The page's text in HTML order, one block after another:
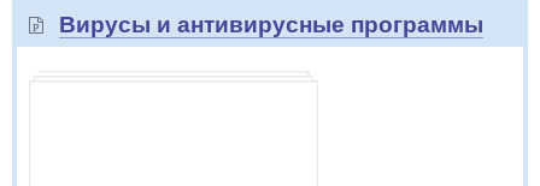
Вирусы и антивирусные программы